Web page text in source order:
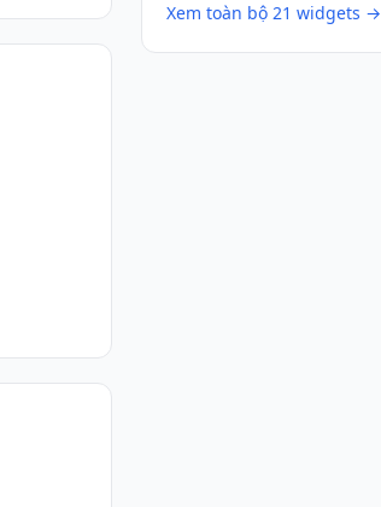
Xem toàn bộ 21 widgets →